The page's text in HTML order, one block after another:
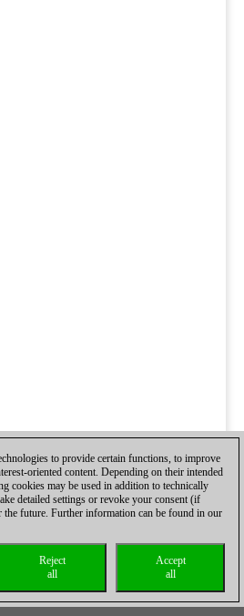
to provide certain functions, to improve
oriented content. Depending on their intended
cookies may be used in addition to technically
detailed settings or revoke your consent (if
future. Further information can be found in our
Accept
all
Reject
all